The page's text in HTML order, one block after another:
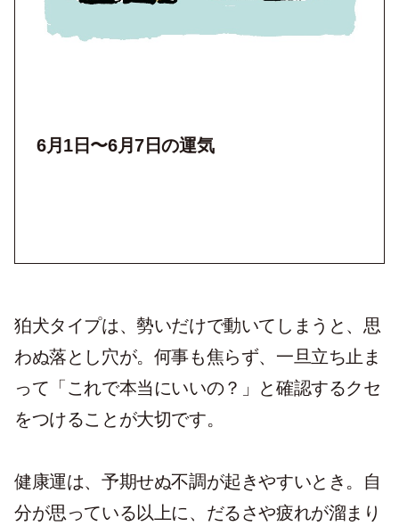
6月1日〜6月7日の運気
狛犬タイプは、勢いだけで動いてしまうと、思
わぬ落とし穴が。何事も焦らず、一旦立ち止ま
って「これで本当にいいの？」と確認するクセ
をつけることが大切です。
健康運は、予期せぬ不調が起きやすいとき。自
分が思っている以上に、だるさや疲れが溜まり